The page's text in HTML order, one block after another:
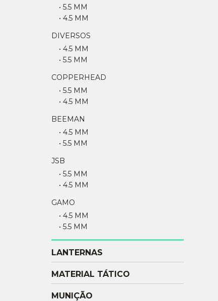
• 5.5 MM
• 4.5 MM
DIVERSOS
• 4.5 MM
• 5.5 MM
COPPERHEAD
• 5.5 MM
• 4.5 MM
BEEMAN
• 4.5 MM
• 5.5 MM
JSB
• 5.5 MM
• 4.5 MM
GAMO
• 4.5 MM
• 5.5 MM
LANTERNAS
MATERIAL TÁTICO
MUNIÇÃO